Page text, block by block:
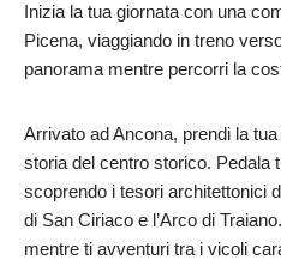
Inizia la tua giornata con una
Picena, viaggiando in treno
panorama mentre percorri la
Arrivato ad Ancona, prendi la
storia del centro storico. Pedala
scoprendo i tesori architettonici
di San Ciriaco e l’Arco di
mentre ti avventuri tra i vicoli